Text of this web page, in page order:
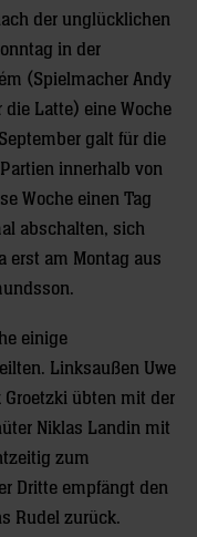
der unglücklichen
in der
(Spielmacher Andy
Latte) eine Woche
galt für die
innerhalb von
Woche einen Tag
abschalten, sich
erst am Montag aus
einige
Linksaußen Uwe
übten mit der
Niklas Landin mit
zum
Dritte empfängt den
Rudel zurück.